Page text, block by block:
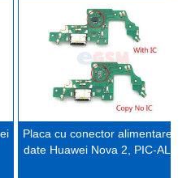
Placa cu conector alimentare si
date Huawei Nova 2, PIC-AL00